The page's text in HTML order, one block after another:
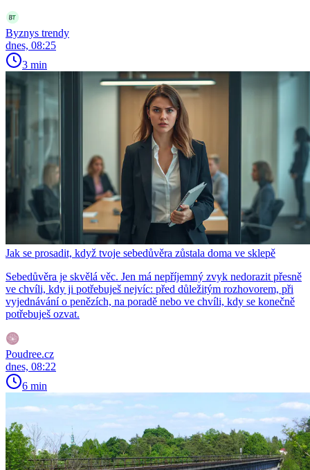
Byznys trendy
dnes, 08:25
3 min
Jak se prosadit, když tvoje sebedůvěra zůstala doma ve sklepě
Sebedůvěra je skvělá věc. Jen má nepříjemný zvyk nedorazit přesně
ve chvíli, kdy ji potřebuješ nejvíc: před důležitým rozhovorem, při
vyjednávání o penězích, na poradě nebo ve chvíli, kdy se konečně
potřebuješ ozvat.
Poudree.cz
dnes, 08:22
6 min